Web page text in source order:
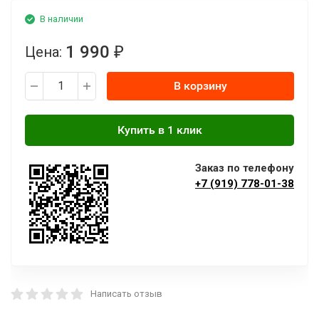
В наличии
Цена: 1 990 ₽
В корзину
Заказ по телефону
+7 (919) 778-01-38
Написать отзыв